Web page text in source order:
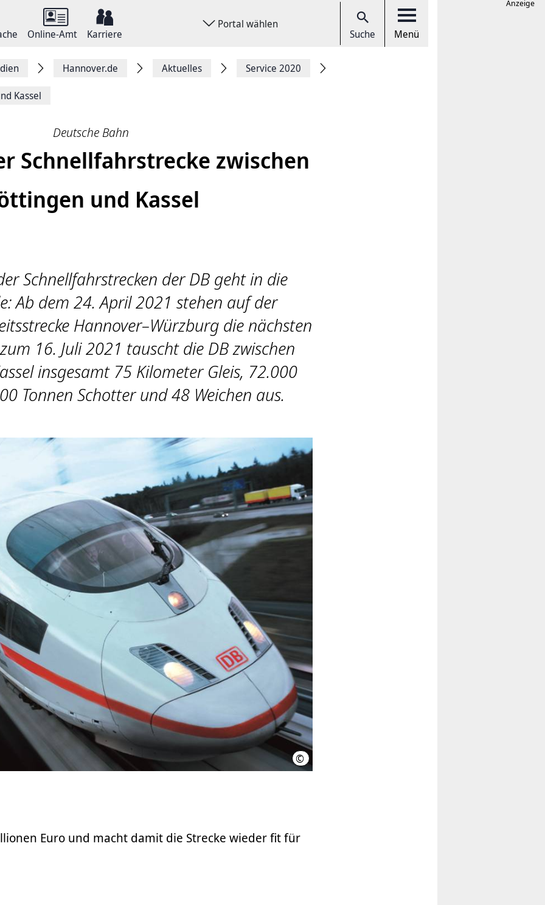
Online-Amt Karriere
Portal wählen
Suche Menü
Hannover.de Aktuelles Service 2020
Kassel
Deutsche Bahn
Schnellfahrstrecke zwischen
und Kassel
Schnellfahrstrecken der DB geht in die
Ab dem 24. April 2021 stehen auf der
Hannover–Würzburg die nächsten
16. Juli 2021 tauscht die DB zwischen
insgesamt 75 Kilometer Gleis, 72.000
Tonnen Schotter und 48 Weichen aus.
© Deutsche Bahn
Euro und macht damit die Strecke wieder fit für
Anzeige